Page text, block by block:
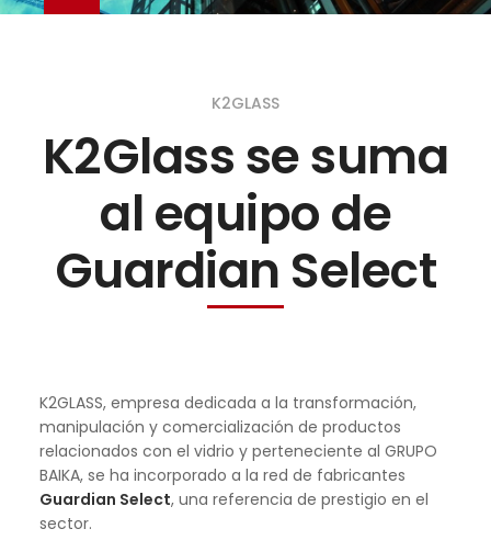
TELNIA INGENIERÍA
K2GLASS
K2Glass se suma
al equipo de
Guardian Select
K2GLASS, empresa dedicada a la transformación,
manipulación y comercialización de productos
relacionados con el vidrio y perteneciente al GRUPO
BAIKA, se ha incorporado a la red de fabricantes
Guardian Select, una referencia de prestigio en el
sector.